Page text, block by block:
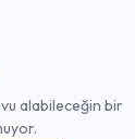
alabileceğin bir